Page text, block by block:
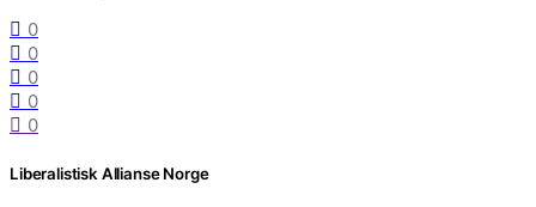
0
0
0
0
0
Liberalistisk Allianse Norge